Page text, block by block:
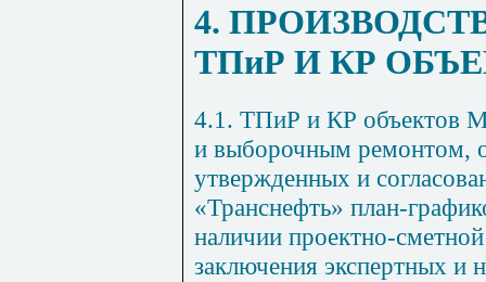
4.
ТПиР И КР
4.1. ТПиР и КР объектов
и выборочным ремонтом,
утвержденных и
«Транснефть» план-
наличии проектно-
заключения экспертных и